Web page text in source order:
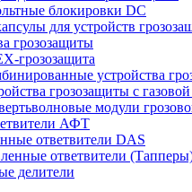
блокировки DC
для устройств
грозозащиты
грозозащита
устройства
грозозащиты с
модули
АФТ
ответвители DAS
ответвители
делители